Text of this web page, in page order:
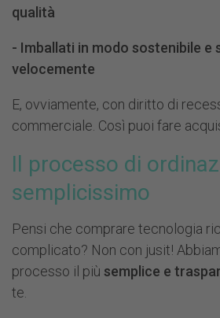
qualità
- Imballati in modo sostenibile e
velocemente
E, ovviamente, con diritto di
commerciale . Così puoi fare
Il processo di
semplicissimo
Pensi che comprare tecnologia
complicato? Non con jusit!
processo il più semplice e
te.